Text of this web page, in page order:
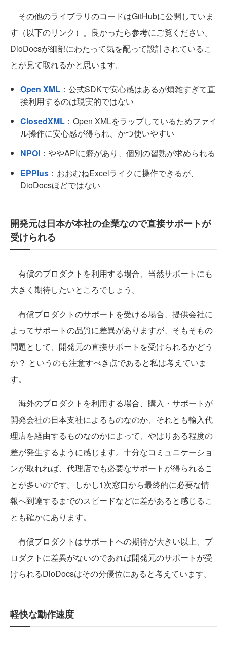
その他のライブラリのコードはGitHubに公開していま
す（以下のリンク）。良かったら参考にご覧ください。
DioDocsが細部にわたって気を配って設計されているこ
とが見て取れるかと思います。
Open XML ：公式SDKで安心感はあるが煩雑すぎて直
接利用するのは現実的ではない
ClosedXML ：Open XMLをラップしているためファイ
ル操作に安心感が得られ、かつ使いやすい
NPOI ：ややAPIに癖があり、個別の習熟が求められる
EPPlus ：おおむねExcelライクに操作できるが、
DioDocsほどではない
開発元は日本が本社の企業なので直接サポートが
受けられる
有償のプロダクトを利用する場合、当然サポートにも
大きく期待したいところでしょう。
有償プロダクトのサポートを受ける場合、提供会社に
よってサポートの品質に差異がありますが、そもそもの
問題として、開発元の直接サポートを受けられるかどう
か？ というのも注意すべき点であると私は考えていま
す。
海外のプロダクトを利用する場合、購入・サポートが
開発会社の日本支社によるものなのか、それとも輸入代
理店を経由するものなのかによって、やはりある程度の
差が発生するように感じます。十分なコミュニケーショ
ンが取れれば、代理店でも必要なサポートが得られるこ
とが多いのです。しかし1次窓口から最終的に必要な情
報へ到達するまでのスピードなどに差があると感じるこ
とも確かにあります。
有償プロダクトはサポートへの期待が大きい以上、プ
ロダクトに差異がないのであれば開発元のサポートが受
けられるDioDocsはその分優位にあると考えています。
軽快な動作速度